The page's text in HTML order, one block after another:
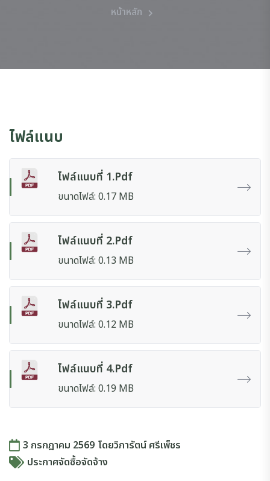
หน้าหลัก
ไฟล์แนบ
ไฟล์แนบที่ 1.pdf
ขนาดไฟล์: 0.17 MB
ไฟล์แนบที่ 2.pdf
ขนาดไฟล์: 0.13 MB
ไฟล์แนบที่ 3.pdf
ขนาดไฟล์: 0.12 MB
ไฟล์แนบที่ 4.pdf
ขนาดไฟล์: 0.19 MB
3 กรกฎาคม 2569 โดยวิภารัตน์ ศรีเพ็ชร
ประกาศจัดซื้อจัดจ้าง